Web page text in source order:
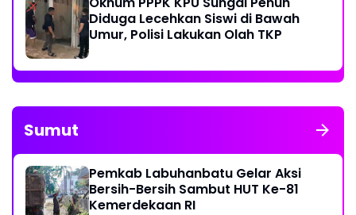
Diduga Lecehkan Siswi di Bawah
Umur, Polisi Lakukan Olah TKP
Sumut
Pemkab Labuhanbatu Gelar Aksi
Bersih-Bersih Sambut HUT Ke-81
Kemerdekaan RI